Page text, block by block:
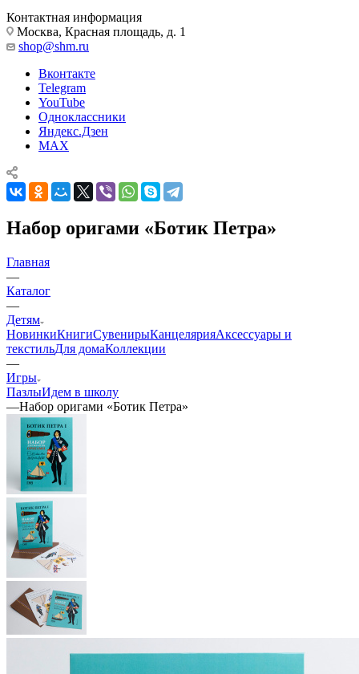
Контактная информация
Москва, Красная площадь, д. 1
shop@shm.ru
Вконтакте
Telegram
YouTube
Одноклассники
Яндекс.Дзен
MAX
Набор оригами «Ботик Петра»
Главная
—
Каталог
—
Детям
НовинкиКнигиСувенирыКанцелярияАксессуары и
текстильДля домаКоллекции
—
Игры
ПазлыИдем в школу
—Набор оригами «Ботик Петра»